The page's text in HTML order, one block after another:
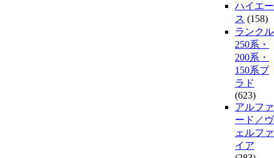
ハイエー
ス (158)
ランクル
250系・
200系・
150系プ
ラド
(623)
アルファ
ード／ヴ
ェルファ
イア